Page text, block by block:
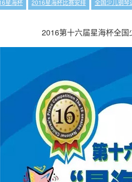
星海杯 2016星海杯比赛安排 全国少儿钢琴
2016第十六届星海杯全